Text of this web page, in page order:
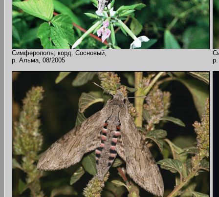
Симферополь, корд. Сосновый,
р. Альма, 08/2005